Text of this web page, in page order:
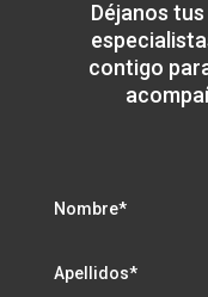
Déjanos
contigo
Nombre*
Apellidos*